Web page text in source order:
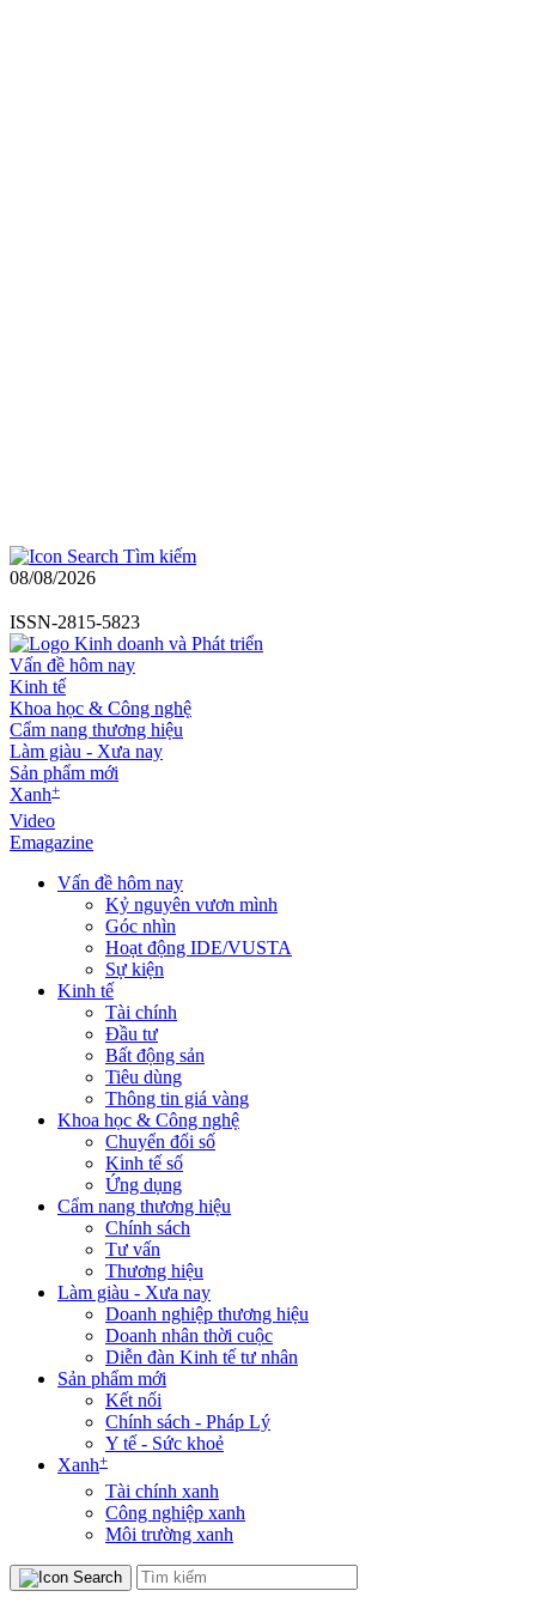
Tìm kiếm
08/08/2026
ISSN-2815-5823
Vấn đề hôm nay
Kinh tế
Khoa học & Công nghệ
Cẩm nang thương hiệu
Làm giàu - Xưa nay
Sản phẩm mới
Xanh+
Video
Emagazine
Vấn đề hôm nay
Kỷ nguyên vươn mình
Góc nhìn
Hoạt động IDE/VUSTA
Sự kiện
Kinh tế
Tài chính
Đầu tư
Bất động sản
Tiêu dùng
Thông tin giá vàng
Khoa học & Công nghệ
Chuyển đổi số
Kinh tế số
Ứng dụng
Cẩm nang thương hiệu
Chính sách
Tư vấn
Thương hiệu
Làm giàu - Xưa nay
Doanh nghiệp thương hiệu
Doanh nhân thời cuộc
Diễn đàn Kinh tế tư nhân
Sản phẩm mới
Kết nối
Chính sách - Pháp Lý
Y tế - Sức khoẻ
Xanh+
Tài chính xanh
Công nghiệp xanh
Môi trường xanh